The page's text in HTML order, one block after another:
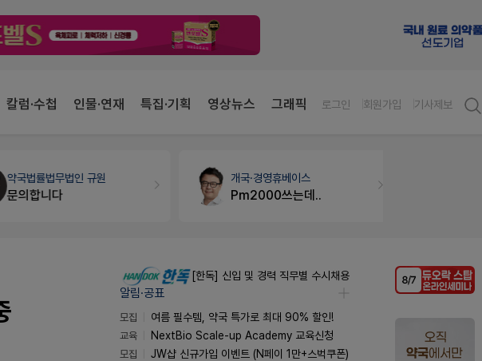
칼럼·수첩 인물·연재 특집·기획 영상뉴스 그래픽 로그인 회원가입 기사제보
률법무법인 규원
합니다
개국·경영휴베이스
Pm2000쓰는데..
[한독] 신입 및 경력 직무별 수시채용
알림·공표
모집
여름 필수템, 약국 특가로 최대 90% 할인!
교육
NextBio Scale-up Academy 교육신청
모집
JW샵 신규가입 이벤트 (N페이 1만+스벅쿠폰)